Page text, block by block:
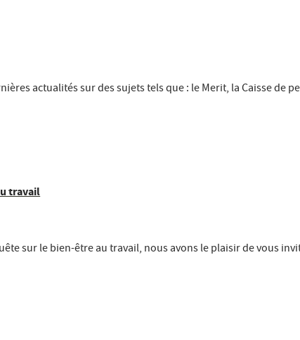
actualités sur des sujets tels que : le Merit, la Caisse de
travail
sur le bien-être au travail, nous avons le plaisir de vous